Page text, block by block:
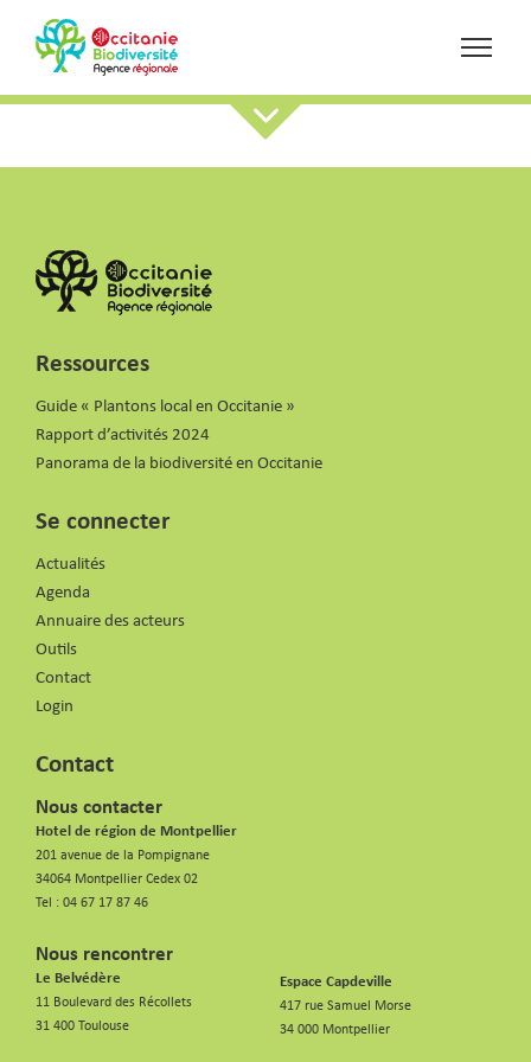
Ressources
Guide « Plantons local en Occitanie »
Rapport d’activités 2024
Panorama de la biodiversité en Occitanie
Se connecter
Actualités
Agenda
Annuaire des acteurs
Outils
Contact
Login
Contact
Nous contacter
Hotel de région de Montpellier
201 avenue de la Pompignane
34064 Montpellier Cedex 02
Tel : 04 67 17 87 46
Nous rencontrer
Le Belvédère
11 Boulevard des Récollets
31 400 Toulouse
Espace Capdeville
417 rue Samuel Morse
34 000 Montpellier